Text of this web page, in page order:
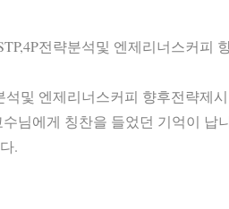
전략분석및 엔제리너스커피
및 엔제리너스커피 향후전략제
님에게 칭찬을 들었던 기억이 납
.